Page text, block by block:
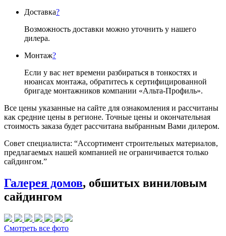
Доставка?
Возможность доставки можно уточнить у нашего
дилера.
Монтаж?
Если у вас нет времени разбираться в тонкостях и
нюансах монтажа, обратитесь к сертифицированной
бригаде монтажников компании «Альта-Профиль».
Все цены указанные на сайте для ознакомления и рассчитаны
как средние цены в регионе. Точные цены и окончательная
стоимость заказа будет рассчитана выбранным Вами дилером.
Совет специалиста: “Ассортимент строительных материалов,
предлагаемых нашей компанией не ограничивается только
сайдингом.”
Галерея домов, обшитых виниловым
сайдингом
Смотреть все фото